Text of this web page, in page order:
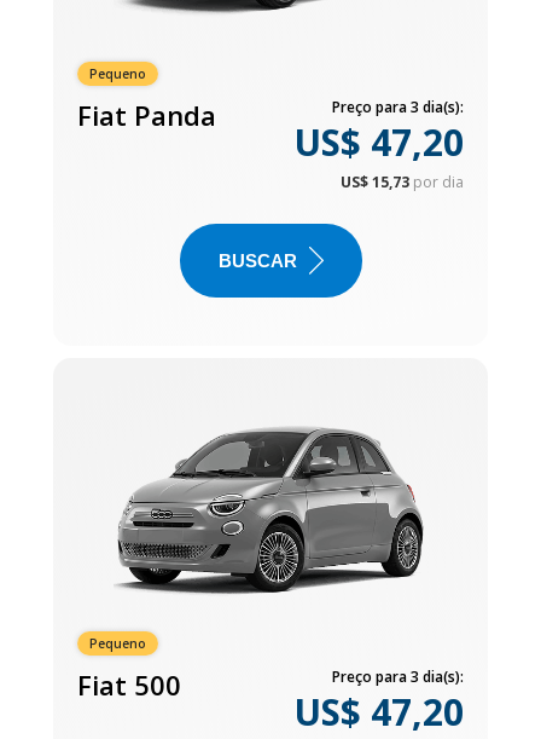
Pequeno
Fiat Panda Preço para 3 dia(s):
US$ 47,20
US$ 15,73 por dia
BUSCAR
Pequeno
Fiat 500 Preço para 3 dia(s):
US$ 47,20